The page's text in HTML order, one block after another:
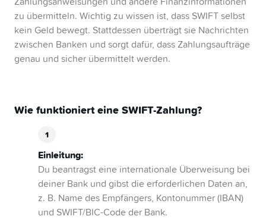
zu übermitteln. Wichtig zu wissen ist, dass SWIFT selbst
kein Geld bewegt. Stattdessen überträgt sie Nachrichten
zwischen Banken und sorgt dafür, dass Zahlungsaufträge
genau und sicher übermittelt werden.
Wie funktioniert eine SWIFT-Zahlung?
Einleitung:
Du beantragst eine internationale Überweisung bei
deiner Bank und gibst die erforderlichen Daten an,
z. B. Name des Empfängers, Kontonummer (IBAN)
und SWIFT/BIC-Code der Bank.